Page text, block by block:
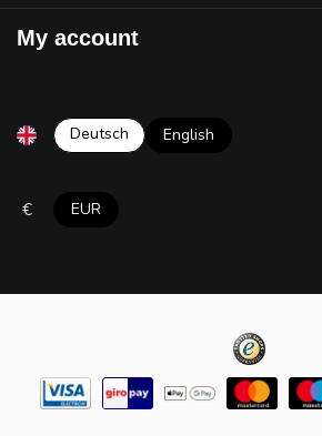
My account
Deutsch English
€ EUR